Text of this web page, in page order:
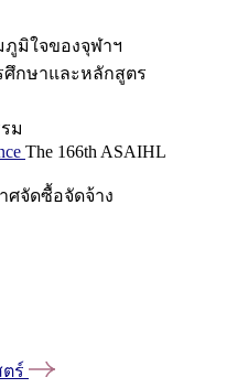
ภูมิใจของจุฬาฯ
ศึกษาและหลักสูตร
ม
The 166th ASAIHL
ศจัดซื้อจัดจ้าง
ร์